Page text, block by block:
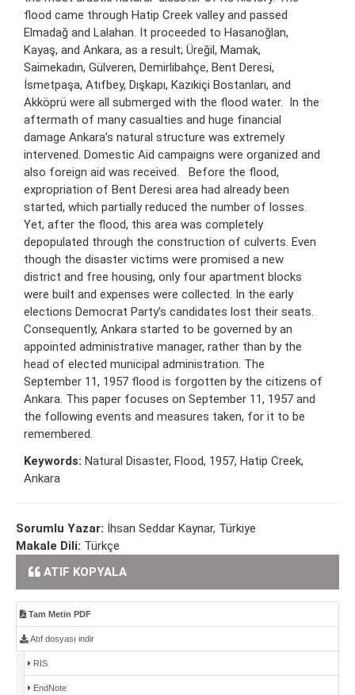
flood came through Hatip Creek valley and passed
Elmadağ and Lalahan. It proceeded to Hasanoğlan,
Kayaş, and Ankara, as a result; Üreğil, Mamak,
Saimekadın, Gülveren, Demirlibahçe, Bent Deresi,
İsmetpaşa, Atıfbey, Dışkapı, Kazıkiçi Bostanları, and
Akköprü were all submerged with the flood water. In the
aftermath of many casualties and huge financial
damage Ankara’s natural structure was extremely
intervened. Domestic Aid campaigns were organized and
also foreign aid was received. Before the flood,
expropriation of Bent Deresi area had already been
started, which partially reduced the number of losses.
Yet, after the flood, this area was completely
depopulated through the construction of culverts. Even
though the disaster victims were promised a new
district and free housing, only four apartment blocks
were built and expenses were collected. In the early
elections Democrat Party’s candidates lost their seats.
Consequently, Ankara started to be governed by an
appointed administrative manager, rather than by the
head of elected municipal administration. The
September 11, 1957 flood is forgotten by the citizens of
Ankara. This paper focuses on September 11, 1957 and
the following events and measures taken, for it to be
remembered.
Keywords: Natural Disaster, Flood, 1957, Hatip Creek,
Ankara
Sorumlu Yazar: İhsan Seddar Kaynar, Türkiye
Makale Dili: Türkçe
ATIF KOPYALA
Tam Metin PDF
Atıf dosyası indir
RIS
EndNote